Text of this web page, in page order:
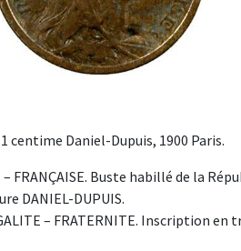
centime Daniel-Dupuis, 1900 Paris.
– FRANÇAISE. Buste habillé de la
DANIEL-DUPUIS.
– FRATERNITE. Inscription en